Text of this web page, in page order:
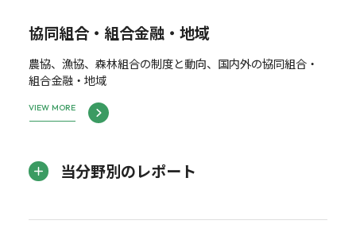
協同組合・組合金融・地域
農協、漁協、森林組合の制度と動向、国内外の協同組合・
組合金融・地域
VIEW MORE
当分野別のレポート